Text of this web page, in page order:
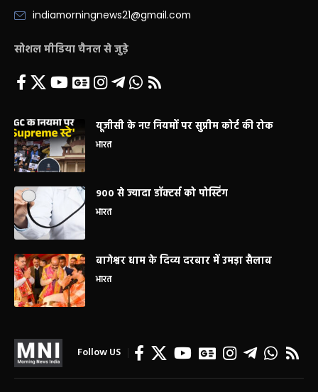
indiamorningnews21@gmail.com
सोशल मीडिया चैनल से जुड़े
यूजीसी के नए नियमों पर सुप्रीम कोर्ट की रोक
भारत
900 से ज्यादा डॉक्टर्स को पोस्टिंग
भारत
बागेश्वर धाम के दिव्य दरबार में उमड़ा सैलाब
भारत
Follow US